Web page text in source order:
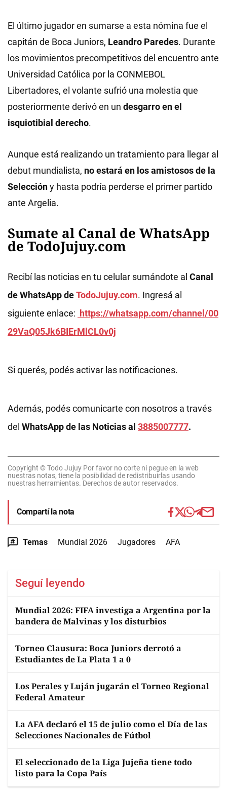
El último jugador en sumarse a esta nómina fue el
capitán de Boca Juniors, Leandro Paredes. Durante
los movimientos precompetitivos del encuentro ante
Universidad Católica por la CONMEBOL
Libertadores, el volante sufrió una molestia que
posteriormente derivó en un desgarro en el
isquiotibial derecho.
Aunque está realizando un tratamiento para llegar al
debut mundialista, no estará en los amistosos de la
Seleccióny hasta podría perderse el primer partido
ante Argelia.
Sumate al Canal de WhatsApp
de TodoJujuy.com
Recibí las noticias en tu celular sumándote al Canal
de WhatsApp deTodoJujuy.com. Ingresá al
siguiente enlace: https://whatsapp.com/channel/00
29VaQ05Jk6BIErMlCL0v0j
Si querés, podés activar las notificaciones.
Además, podés comunicarte con nosotros a través
del WhatsApp de las Noticias al 3885007777.
Copyright © Todo Jujuy Por favor no corte ni pegue en la web
nuestras notas, tiene la posibilidad de redistribuirlas usando
nuestras herramientas. Derechos de autor reservados.
Compartí la nota
Temas Mundial 2026 Jugadores AFA
Seguí leyendo
Mundial 2026: FIFA investiga a Argentina por la
bandera de Malvinas y los disturbios
Torneo Clausura: Boca Juniors derrotó a
Estudiantes de La Plata 1 a 0
Los Perales y Luján jugarán el Torneo Regional
Federal Amateur
La AFA declaró el 15 de julio como el Día de las
Selecciones Nacionales de Fútbol
El seleccionado de la Liga Jujeña tiene todo
listo para la Copa País